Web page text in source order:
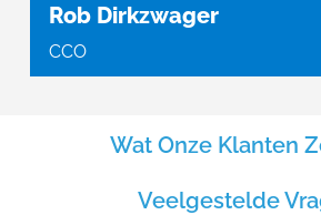
Rob Dirkzwager
CCO
Wat Onze Klanten
Veelgestelde